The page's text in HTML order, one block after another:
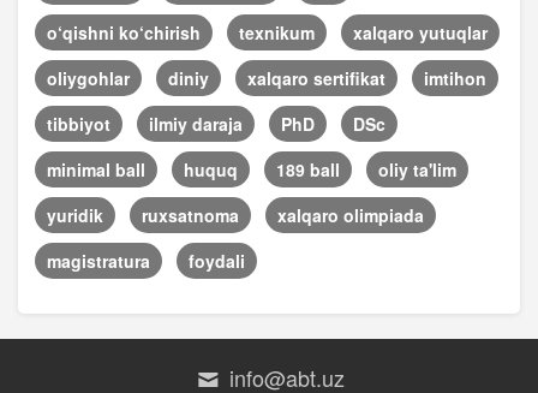
o‘qishni ko‘chirish
texnikum
xalqaro yutuqlar
oliygohlar
diniy xalqaro sertifikat
imtihon
tibbiyot
ilmiy daraja PhD
DSc
minimal ball
huquq 189 ball
oliy ta'lim
yuridik
ruxsatnoma
xalqaro olimpiada
magistratura
foydali
info@abt.uz